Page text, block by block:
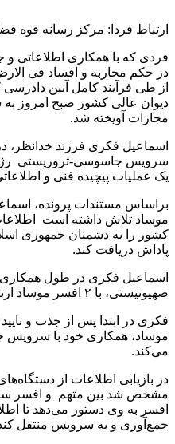
ارتباط فردا: مرکز رسانه قوه
فردی که با همکاری اطلاعاتی
در حکم محاربه و افساد فی
از طی فرآیند کامل آیین دادرسی
دیوان عالی کشور صبح امروز
مجازات آویخته شد.
سرویس جاسوسی-تروریستی
یک عملیات پیچیده فنی و
براساس مستندات پرونده،
موساد تلاش داشته است
کشور را به دشمنان جمهوری
پاداش دریافت کند.
اسماعیل فکری در طول همکاری
صهیونیستی، با ۲ افسر موساد ارتباط برقرار کرده است.
فکری در ابتدا پس از جذب و
موساد، همکاری خود با سرویس
می‌کند.
در بازیابی اطلاعات از
مشخص شد بین متهم و افسر
افسر به وی دستور می‌دهد تا
جمع‌آوری و به سرویس منتقل